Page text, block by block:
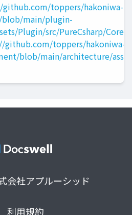
toppers/hakoniwa-
main/plugin-
Plugin/src/PureCsharp/
github.com/toppers/hakoniwa-
blob/main/architecture/
会社アプルーシッド
利用規約